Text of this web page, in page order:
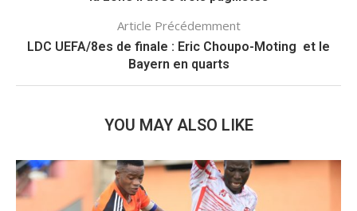
Article Précédemment
LDC UEFA/8es de finale : Eric Choupo-Moting et le
Bayern en quarts
YOU MAY ALSO LIKE